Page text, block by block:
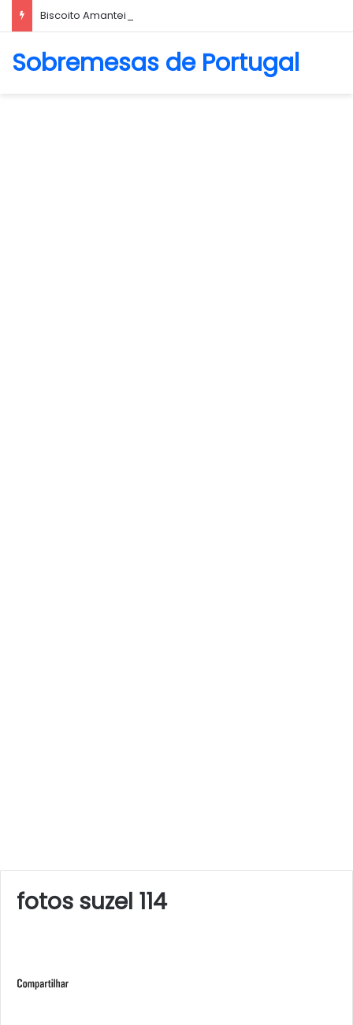
Biscoito Amanteigado
Sobremesas de Portugal
fotos suzel 114